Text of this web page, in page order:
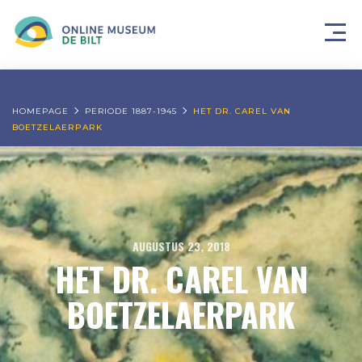
HOMEPAGE PERIODE 1887-1945
HET DR. CAREL VAN
BOETZELAERPARK
AUGUSTUS 23, 2018
HET DR. CAREL VAN
BOETZELAERPARK